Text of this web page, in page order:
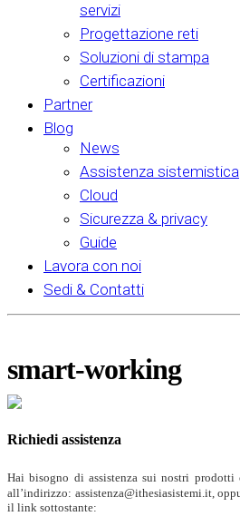
servizi
Progettazione reti
Soluzioni di stampa
Certificazioni
Partner
Blog
News
Assistenza sistemistica
Cloud
Sicurezza & privacy
Guide
Lavora con noi
Sedi & Contatti
smart-working
Richiedi assistenza
Hai bisogno di assistenza sui nostri
all’indirizzo: assistenza@ithesiasistemi.it,
il link sottostante: